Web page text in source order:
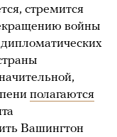
стремится
войны
полагаются
Вашингтон